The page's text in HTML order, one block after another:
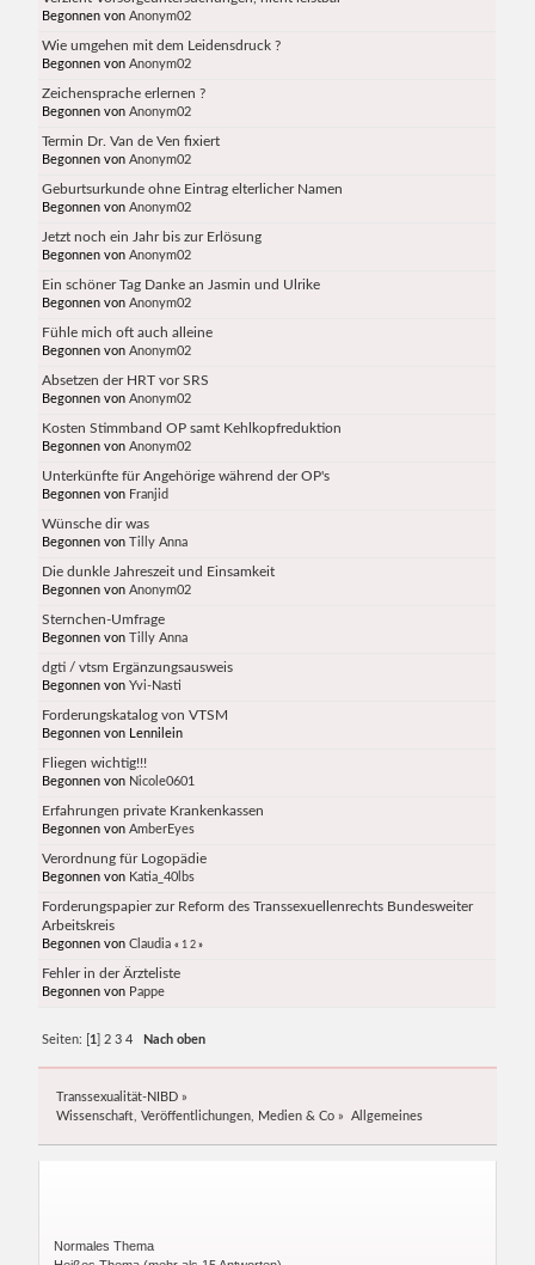
Begonnen vonAnonym02
Wie umgehen mit dem Leidensdruck ?
Begonnen vonAnonym02
Zeichensprache erlernen ?
Begonnen vonAnonym02
Termin Dr. Van de Ven fixiert
Begonnen vonAnonym02
Geburtsurkunde ohne Eintrag elterlicher Namen
Begonnen vonAnonym02
Jetzt noch ein Jahr bis zur Erlösung
Begonnen vonAnonym02
Ein schöner Tag Danke an Jasmin und Ulrike
Begonnen vonAnonym02
Fühle mich oft auch alleine
Begonnen vonAnonym02
Absetzen der HRT vor SRS
Begonnen vonAnonym02
Kosten Stimmband OP samt Kehlkopfreduktion
Begonnen vonAnonym02
Unterkünfte für Angehörige während der OP's
Begonnen von Franjid
Wünsche dir was
Begonnen vonTilly Anna
Die dunkle Jahreszeit und Einsamkeit
Begonnen vonAnonym02
Sternchen-Umfrage
Begonnen vonTilly Anna
dgti / vtsm Ergänzungsausweis
Begonnen vonYvi-Nasti
Forderungskatalog von VTSM
Begonnen von Lennilein
Fliegen wichtig!!!
Begonnen von Nicole0601
Erfahrungen private Krankenkassen
Begonnen vonAmberEyes
Verordnung für Logopädie
Begonnen von Katia_40lbs
Forderungspapier zur Reform des Transsexuellenrechts Bundesweiter
Arbeitskreis
Begonnen vonClaudia « 1 2 »
Fehler in der Ärzteliste
Begonnen von Pappe
Seiten: [ 1 2 3 4 Nach oben
Transsexualität-NIBD »
Wissenschaft, Veröffentlichungen, Medien & Co » Allgemeines
Normales Thema